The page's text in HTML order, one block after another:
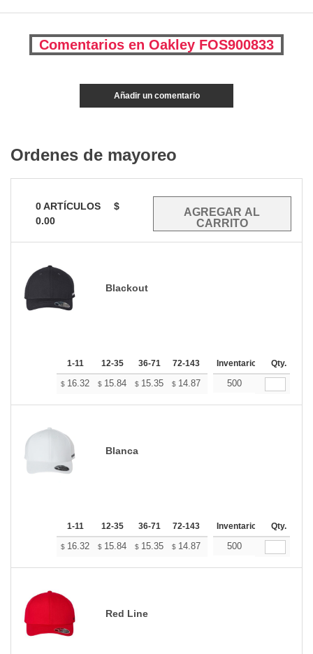
Comentarios en Oakley FOS900833
Añadir un comentario
Ordenes de mayoreo
0ARTÍCULOS
$
0.00
Blackout
1-11 12-35 36-71 72-143 144-287 288 +
Inventario Qty.
$ 16.32 $ 15.84 $ 15.35 $ 14.87 14.39
500
Blanca
1-11 12-35 36-71 72-143 144-287 288 +
Inventario Qty.
$ 16.32 $ 15.84 $ 15.35 $ 14.87 14.39
500
Red Line